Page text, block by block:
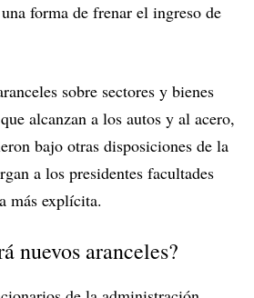
forma de frenar el ingreso de
sobre sectores y bienes
alcanzan a los autos y al acero,
bajo otras disposiciones de la
a los presidentes facultades
más explícita.
nuevos aranceles?